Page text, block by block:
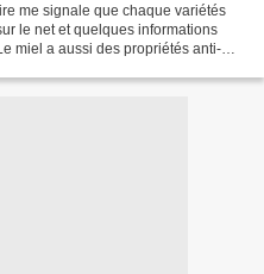
me signale que chaque variétés
le net et quelques informations
miel a aussi des propriétés anti-